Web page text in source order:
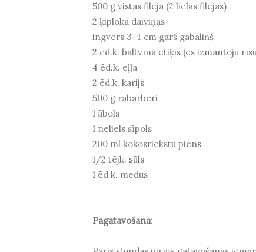
500 g vistas fileja (2 lielas filejas)
2 ķiploka daiviņas
ingvers 3-4 cm garš gabaliņš
2 ēd.k. baltvīna etiķis (es izmantoju
4 ēd.k. eļļa
2 ēd.k. karijs
500 g rabarberi
1 ābols
1 neliels sīpols
200 ml kokosriekstu piens
1/2 tējk. sāls
1 ēd.k. medus
Pagatavošana: